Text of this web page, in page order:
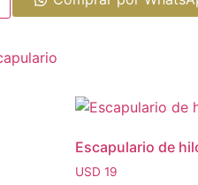
Escapulario de
USD19